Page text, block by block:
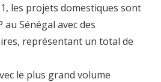
les projets domestiques sont
Sénégal avec des
représentant un total de
le plus grand volume